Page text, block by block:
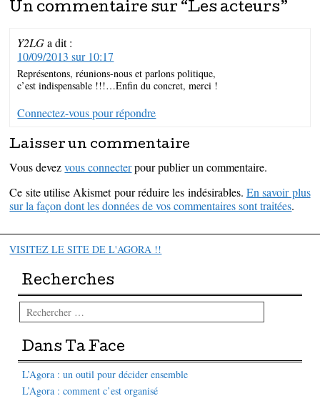
Un commentaire sur “Les acteurs”
Y2LG a dit :
10/09/2013 sur 10:17
Représentons, réunions-nous et parlons politique,
c’est indispensable !!!…Enfin du concret, merci !
Connectez-vous pour répondre
Laisser un commentaire
Vous devezvous connecterpour publier un commentaire.
Ce site utilise Akismet pour réduire les indésirables. En savoir plus
sur la façon dont les données de vos commentaires sont traitées.
VISITEZ LE SITE DE L'AGORA !!
Recherches
Rechercher
Dans Ta Face
L’Agora : un outil pour décider ensemble
L’Agora : comment c’est organisé